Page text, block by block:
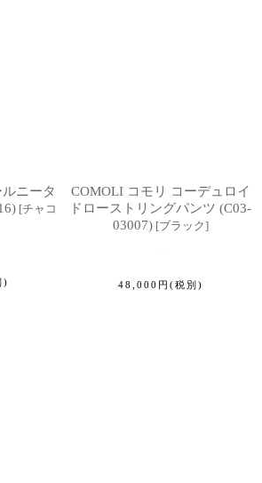
ニータ
[チャコ
)
COMOLI コモリ コーデュロイ
ドローストリングパンツ (C03-
03007) [ブラック]
48,000 円 (税別)